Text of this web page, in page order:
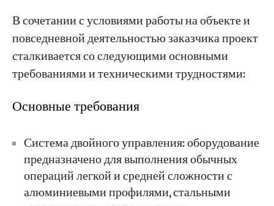
В сочетании с условиями работы на объекте и
повседневной деятельностью заказчика проект
сталкивается со следующими основными
требованиями и техническими трудностями:
Основные требования
Система двойного управления: оборудование
предназначено для выполнения обычных
операций легкой и средней сложности с
алюминиевыми профилями, стальными